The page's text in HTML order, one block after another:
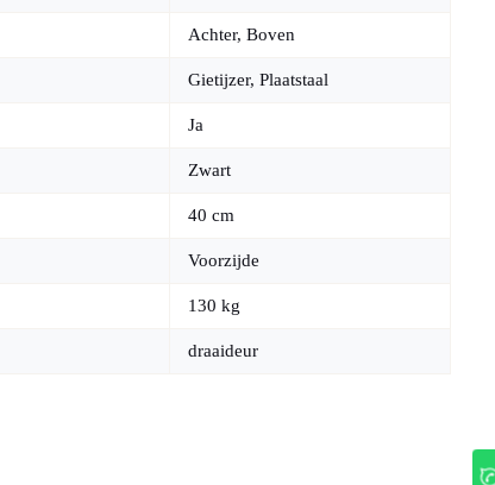
Achter, Boven
Gietijzer, Plaatstaal
Ja
Zwart
40 cm
Voorzijde
130 kg
draaideur